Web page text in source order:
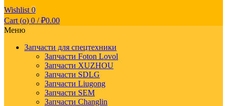
Wishlist 0
Cart (o) 0 / ₽0.00
Меню
Запчасти для спецтехники
Запчасти Foton Lovol
Запчасти XUZHOU
Запчасти SDLG
Запчасти Liugong
Запчасти SEM
Запчасти Changlin